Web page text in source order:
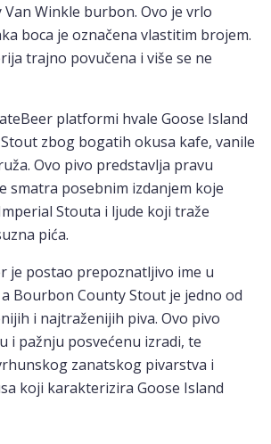
Van Winkle burbon. Ovo je vrlo
boca je označena vlastitim brojem.
trajno povučena i više se ne
platformi hvale Goose Island
zbog bogatih okusa kafe, vanile
Ovo pivo predstavlja pravu
smatra posebnim izdanjem koje
Stouta i ljude koji traže
pića.
je postao prepoznatljivo ime u
Bourbon County Stout je jedno od
i najtraženijih piva. Ovo pivo
i pažnju posvećenu izradi, te
zanatskog pivarstva i
koji karakterizira Goose Island